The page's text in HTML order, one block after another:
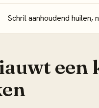
Schril aanhoudend huilen,
een